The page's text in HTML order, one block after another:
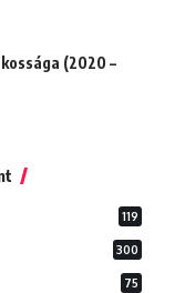
(2020 –
119
300
75